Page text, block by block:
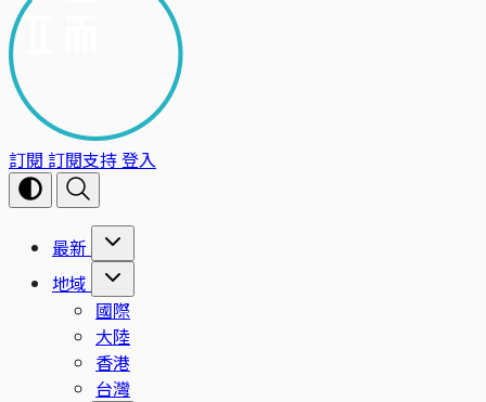
訂閱 訂閱支持登入
最新
地域
國際
大陸
香港
台灣